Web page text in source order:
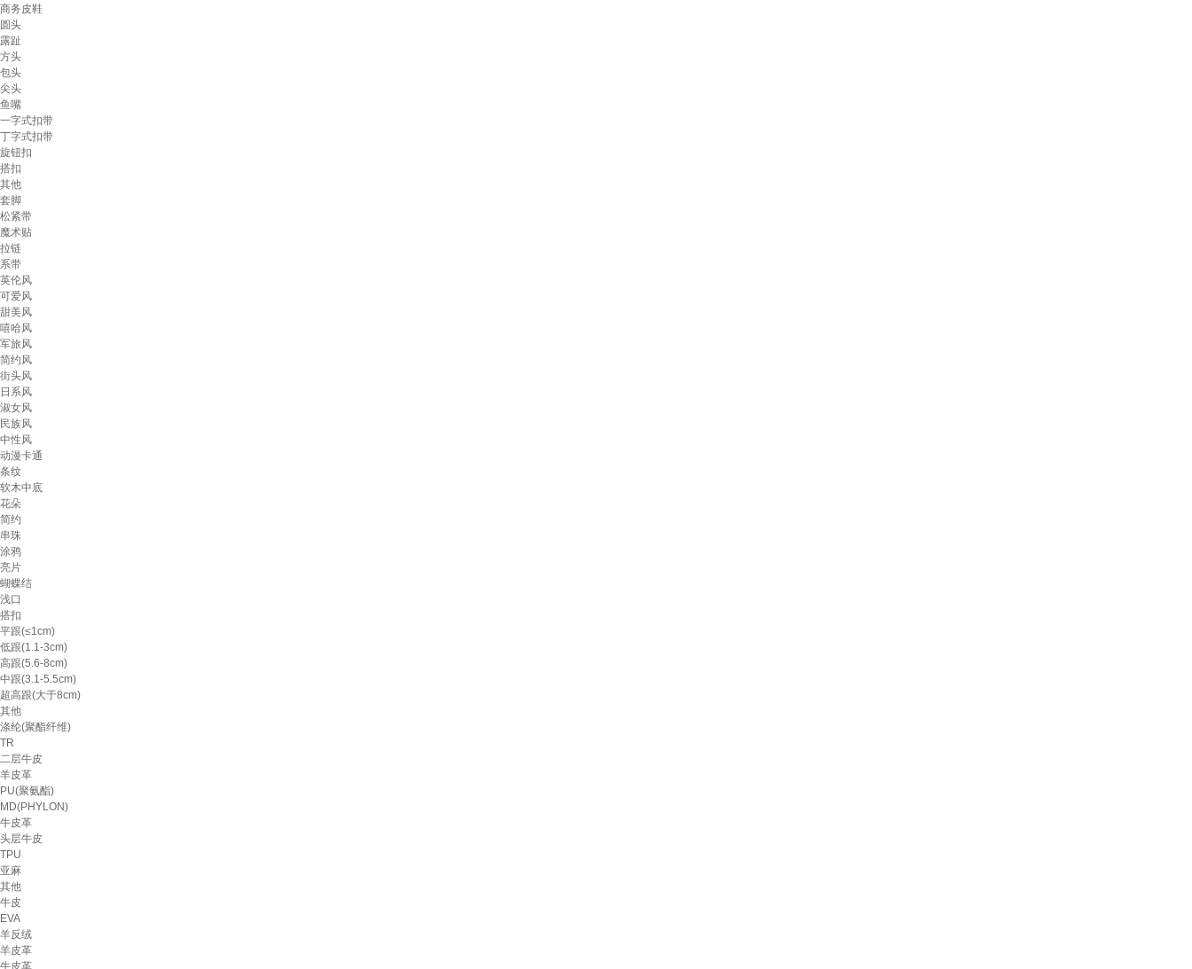
商务皮鞋
圆头
露趾
方头
包头
尖头
鱼嘴
一字式扣带
丁字式扣带
旋钮扣
搭扣
其他
套脚
松紧带
魔术贴
拉链
系带
英伦风
可爱风
甜美风
嘻哈风
军旅风
简约风
街头风
日系风
淑女风
民族风
中性风
动漫卡通
条纹
软木中底
花朵
简约
串珠
涂鸦
亮片
蝴蝶结
浅口
搭扣
平跟(≤1cm)
低跟(1.1-3cm)
高跟(5.6-8cm)
中跟(3.1-5.5cm)
超高跟(大于8cm)
其他
涤纶(聚酯纤维)
TR
二层牛皮
羊皮革
PU(聚氨酯)
MD(PHYLON)
牛皮革
头层牛皮
TPU
亚麻
其他
牛皮
EVA
羊反绒
羊皮革
牛皮革